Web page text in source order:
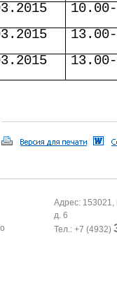
Адрес: 153021,
д. 6
Тел.: +7 (4932)